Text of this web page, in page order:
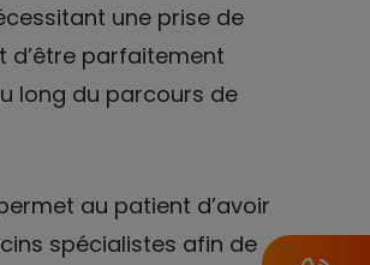
une prise de
d’être parfaitement
long du parcours de
au patient d’avoir
spécialistes afin de